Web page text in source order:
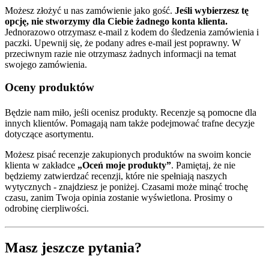
Możesz złożyć u nas zamówienie jako gość. Jeśli wybierzesz tę
opcję, nie stworzymy dla Ciebie żadnego konta klienta.
Jednorazowo otrzymasz e-mail z kodem do śledzenia zamówienia i
paczki. Upewnij się, że podany adres e-mail jest poprawny. W
przeciwnym razie nie otrzymasz żadnych informacji na temat
swojego zamówienia.
Oceny produktów
Będzie nam miło, jeśli ocenisz produkty. Recenzje są pomocne dla
innych klientów. Pomagają nam także podejmować trafne decyzje
dotyczące asortymentu.
Możesz pisać recenzje zakupionych produktów na swoim koncie
klienta w zakładce „Oceń moje produkty”. Pamiętaj, że nie
będziemy zatwierdzać recenzji, które nie spełniają naszych
wytycznych - znajdziesz je poniżej. Czasami może minąć trochę
czasu, zanim Twoja opinia zostanie wyświetlona. Prosimy o
odrobinę cierpliwości.
Masz jeszcze pytania?